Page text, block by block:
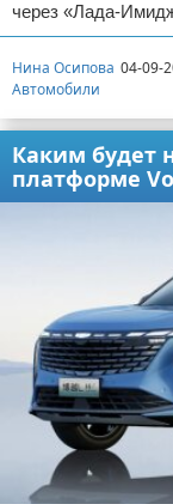
через «Лада-
Нина Осипова 04-09-
Автомобили
Каким будет
платформе